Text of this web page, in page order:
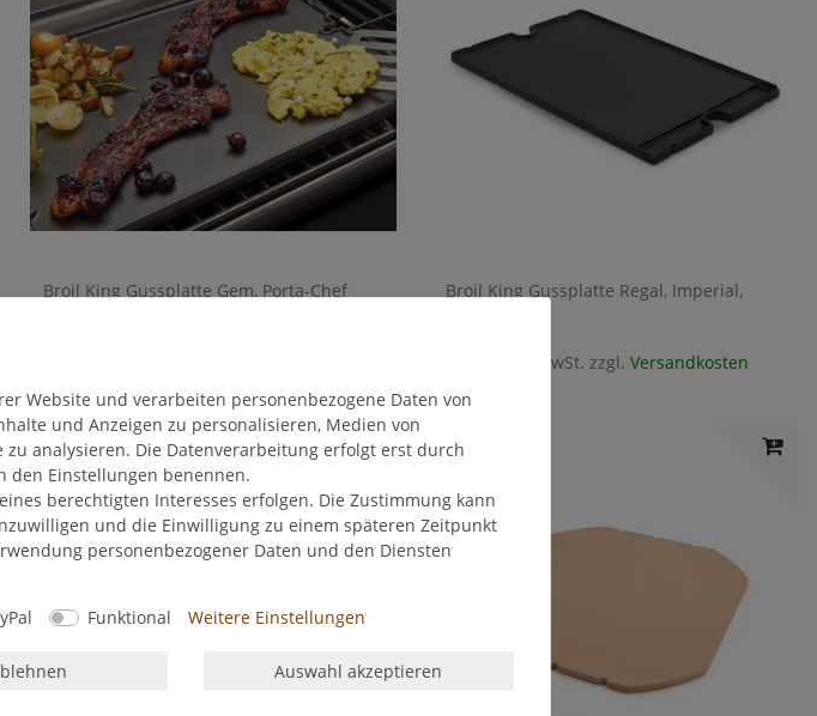
Broil King Gussplatte Gem, Porta-Chef Broil King Gussplatte Regal, Imperial,
inkl. ges. MwSt. zzgl.Versandkosten
Website und verarbeiten personenbezogene Daten von
und Anzeigen zu personalisieren, Medien von
analysieren. Die Datenverarbeitung erfolgt erst durch
den Einstellungen benennen.
berechtigten Interesses erfolgen. Die Zustimmung kann
und die Einwilligung zu einem späteren Zeitpunkt
personenbezogener Daten und den Diensten
Funktional Weitere Einstellungen
Auswahl akzeptieren